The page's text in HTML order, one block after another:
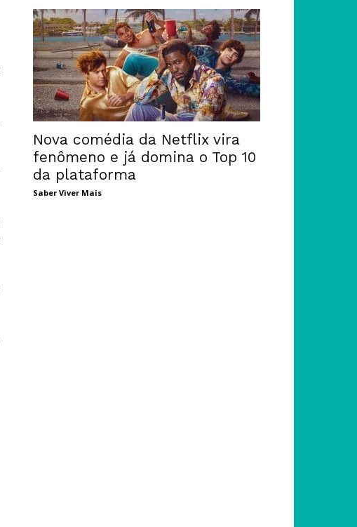
Nova comédia da Netflix vira
fenômeno e já domina o Top 10
da plataforma
Saber Viver Mais